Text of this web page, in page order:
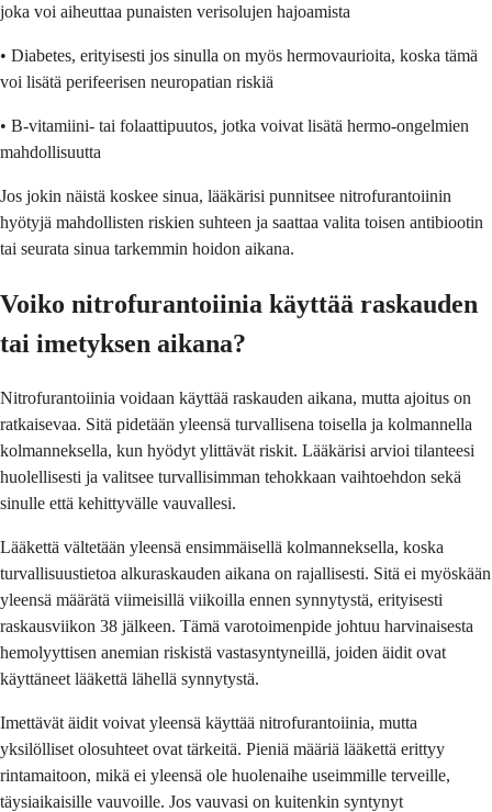
joka voi aiheuttaa punaisten verisolujen hajoamista
• Diabetes, erityisesti jos sinulla on myös hermovaurioita, koska tämä
voi lisätä perifeerisen neuropatian riskiä
• B-vitamiini- tai folaattipuutos, jotka voivat lisätä hermo-ongelmien
mahdollisuutta
Jos jokin näistä koskee sinua, lääkärisi punnitsee nitrofurantoiinin
hyötyjä mahdollisten riskien suhteen ja saattaa valita toisen antibiootin
tai seurata sinua tarkemmin hoidon aikana.
Voiko nitrofurantoiinia käyttää raskauden
tai imetyksen aikana?
Nitrofurantoiinia voidaan käyttää raskauden aikana, mutta ajoitus on
ratkaisevaa. Sitä pidetään yleensä turvallisena toisella ja kolmannella
kolmanneksella, kun hyödyt ylittävät riskit. Lääkärisi arvioi tilanteesi
huolellisesti ja valitsee turvallisimman tehokkaan vaihtoehdon sekä
sinulle että kehittyvälle vauvallesi.
Lääkettä vältetään yleensä ensimmäisellä kolmanneksella, koska
turvallisuustietoa alkuraskauden aikana on rajallisesti. Sitä ei myöskään
yleensä määrätä viimeisillä viikoilla ennen synnytystä, erityisesti
raskausviikon 38 jälkeen. Tämä varotoimenpide johtuu harvinaisesta
hemolyyttisen anemian riskistä vastasyntyneillä, joiden äidit ovat
käyttäneet lääkettä lähellä synnytystä.
Imettävät äidit voivat yleensä käyttää nitrofurantoiinia, mutta
yksilölliset olosuhteet ovat tärkeitä. Pieniä määriä lääkettä erittyy
rintamaitoon, mikä ei yleensä ole huolenaihe useimmille terveille,
täysiaikaisille vauvoille. Jos vauvasi on kuitenkin syntynyt